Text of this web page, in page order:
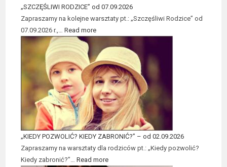
„SZCZĘŚLIWI RODZICE” od 07.09.2026
Zapraszamy na kolejne warsztaty pt.: „Szczęśliwi Rodzice” od
07.09.2026 r.,…Read more
„KIEDY POZWOLIĆ? KIEDY ZABRONIĆ?” – od 02.09.2026
Zapraszamy na warsztaty dla rodziców pt.: „Kiedy pozwolić?
Kiedy zabronić?”…Read more